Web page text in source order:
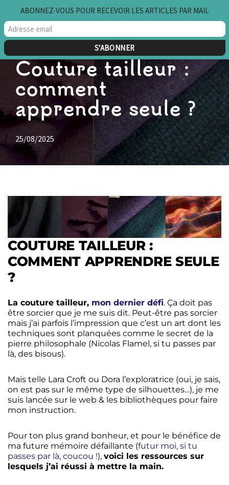
Aller
au
Couture tailleur :
comment
apprendre seule ?
25/08/2025
COUTURE TAILLEUR :
COMMENT APPRENDRE SEULE
?
La couture tailleur, mon dernier défi. Ça doit pas
être sorcier que je me suis dit. Peut-être pas sorcier
mais j’ai parfois l’impression que c’est un art dont les
techniques sont planquées comme le secret de la
pierre philosophale (Nicolas Flamel, si tu passes par
là, des bisous).
Mais telle Lara Croft ou Dora l’exploratrice (oui, je sais,
on est pas sur le même type de silhouettes…), je me
suis lancée sur le web & les bibliothèques pour faire
mon instruction.
Pour ton plus grand bonheur, et pour le bénéfice de
ma future mémoire défaillante (futur moi, si tu
passes par là, coucou !), voici les ressources sur
lesquels j’ai réussi à mettre la main.
ABONNEZ-VOUS POUR RECEVOIR LES ARTICLES PAR MAIL